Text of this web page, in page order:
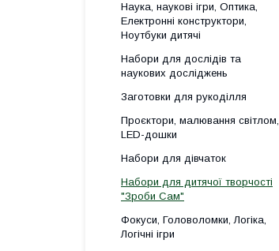
Наука, наукові ігри, Оптика,
Електронні конструктори,
Ноутбуки дитячі
Набори для дослідів та
наукових досліджень
Заготовки для рукоділля
Проєктори, малювання світлом,
LED-дошки
Набори для дівчаток
Набори для дитячої творчості
"Зроби Сам"
Фокуси, Головоломки, Логіка,
Логічні ігри